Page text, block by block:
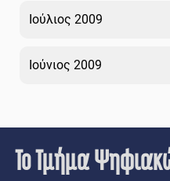
Ιούλιος 2009
Ιούνιος 2009
Το Τμήμα